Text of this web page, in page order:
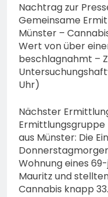
Nachtrag zur
Gemeinsame
Münster –
Wert von über
beschlagnahmt –
Uhr)
Nächster
Ermittlungsgruppe
aus Münster: Die
Wohnung eines
Mauritz und
Cannabis knapp